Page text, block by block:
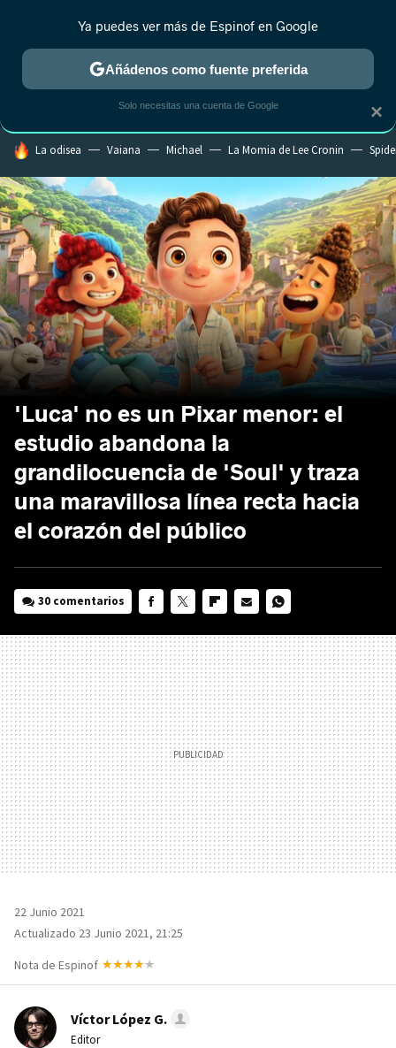
MENÚ NUEVO
ESTRENOS REALITY ANIME RANKINGS CINE
HOY SE HABLA DE
La odisea Vaiana Michael La Momia de Lee Cronin
'Luca' no es un Pixar menor: el
estudio abandona la
grandilocuencia de 'Soul' y traza
una maravillosa línea recta hacia
el corazón del público
30 comentarios
MAIL
22 Junio 2021
Actualizado 23 Junio 2021, 21:25
Nota de Espinof
Víctor López G.
Editor
×
Ya puedes ver más de Espinof en Google
Añádenos como fuente preferida
Solo necesitas una cuenta de Google